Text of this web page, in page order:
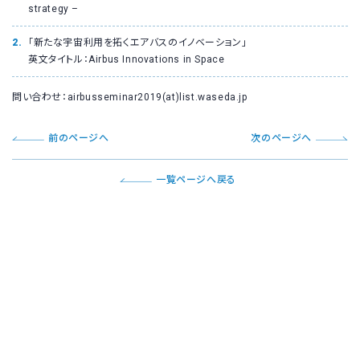
strategy –
「新たな宇宙利用を拓くエアバスのイノベーション」
英文タイトル：Airbus Innovations in Space
問い合わせ：airbusseminar2019(at)list.waseda.jp
前のページへ 次のページへ
一覧ページへ戻る